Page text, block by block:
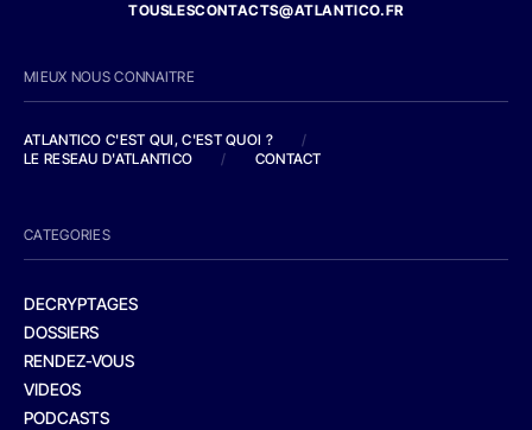
TOUSLESCONTACTS@ATLANTICO.FR
MIEUX NOUS CONNAITRE
ATLANTICO C'EST QUI, C'EST QUOI ?
/
LE RESEAU D'ATLANTICO
/ CONTACT
CATEGORIES
DECRYPTAGES
DOSSIERS
RENDEZ-VOUS
VIDEOS
PODCASTS